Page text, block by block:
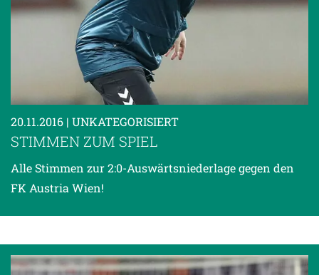
20.11.2016 | UNKATEGORISIERT
STIMMEN ZUM SPIEL
Alle Stimmen zur 2:0-Auswärtsniederlage gegen den
FK Austria Wien!